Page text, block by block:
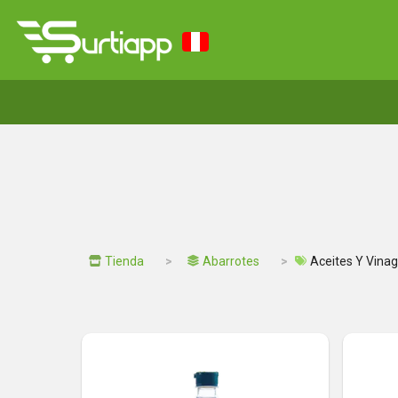
Tienda Abarrotes Aceites Y